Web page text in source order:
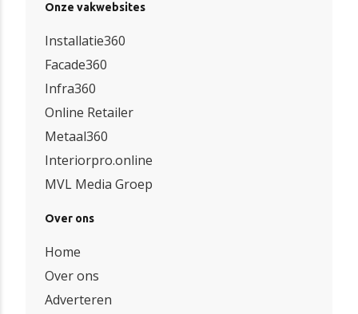
Onze vakwebsites
Installatie360
Facade360
Infra360
Online Retailer
Metaal360
Interiorpro.online
MVL Media Groep
Over ons
Home
Over ons
Adverteren